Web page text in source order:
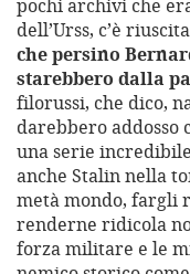
pochi archivi che
dell’Urss, c’è
che persino
starebbero dalla
filorussi, che dico,
darebbero addosso
una serie
anche Stalin nella
metà mondo, fargli
renderne ridicola
forza militare e le